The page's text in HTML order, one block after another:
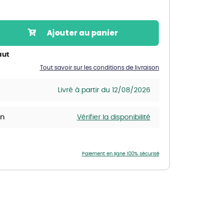
Nos marques de la nature
Ventes éphémères de plantes
Mon potager
Livré à partir du 12/08/2026
Vérifier la disponibilité
Ajouter au panier
Tout savoir sur les conditions de livraison
Paiement en ligne 100% sécurisé